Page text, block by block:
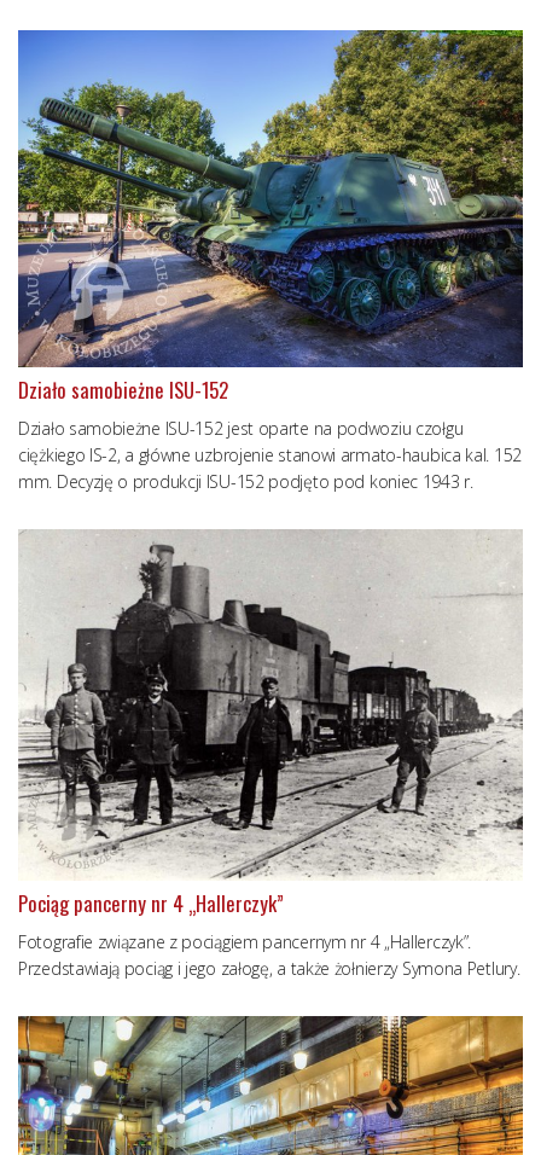
Działo samobieżne ISU-152
Działo samobieżne ISU-152 jest oparte na podwoziu czołgu
ciężkiego IS-2, a główne uzbrojenie stanowi armato-haubica kal. 152
mm. Decyzję o produkcji ISU-152 podjęto pod koniec 1943 r.
Pociąg pancerny nr 4 „Hallerczyk”
Fotografie związane z pociągiem pancernym nr 4 „Hallerczyk”.
Przedstawiają pociąg i jego załogę, a także żołnierzy Symona Petlury.